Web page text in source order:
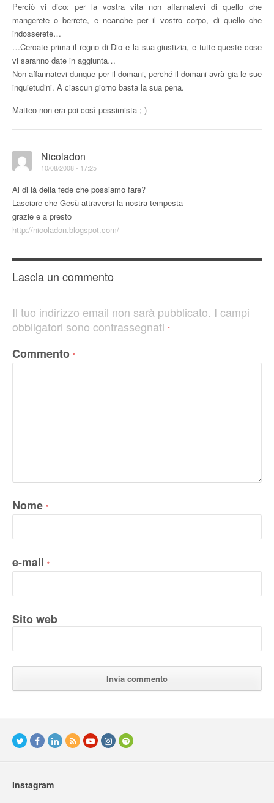
Perciò vi dico: per la vostra vita non affannatevi di quello che
mangerete o berrete, e neanche per il vostro corpo, di quello che
indosserete…
…Cercate prima il regno di Dio e la sua giustizia, e tutte queste cose
vi saranno date in aggiunta…
Non affannatevi dunque per il domani, perché il domani avrà gia le sue
inquietudini. A ciascun giorno basta la sua pena.
Matteo non era poi così pessimista ;-)
Nicoladon
10/08/2008 - 17:25
Al di là della fede che possiamo fare?
Lasciare che Gesù attraversi la nostra tempesta
grazie e a presto
http://nicoladon.blogspot.com/
Lascia un commento
Il tuo indirizzo email non sarà pubblicato. I campi
obbligatori sono contrassegnati *
Commento *
Nome *
e-mail *
Sito web
Instagram